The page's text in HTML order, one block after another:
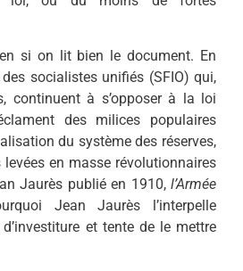
si on lit bien le document. En
socialistes unifiés (SFIO) qui,
continuent à s’opposer à la loi
des milices populaires
du système des réserves,
en masse révolutionnaires
Jaurès publié en 1910, l’Armée
Jean Jaurès l’interpelle
et tente de le mettre